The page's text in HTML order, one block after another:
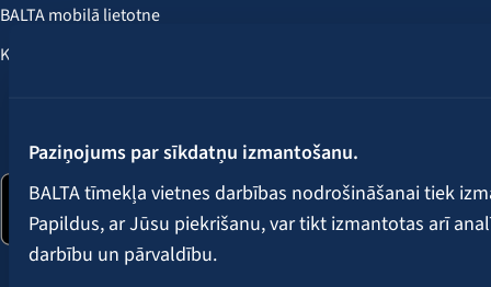
Paziņojums par sīkdatņu izmantošanu.
BALTA tīmekļa vietnes darbības nodrošināšanai tiek
Papildus, ar Jūsu piekrišanu, var tikt izmantotas arī
darbību un pārvaldību.
BALTA mobilā lietotne
Klientu labumi